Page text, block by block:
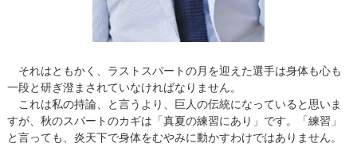
それはともかく、ラストスパートの月を迎えた選手は身体も心も
一段と研ぎ澄まされていなければなりません。
これは私の持論、と言うより、巨人の伝統になっていると思いま
すが、秋のスパートのカギは「真夏の練習にあり」です。「練習」
と言っても、炎天下で身体をむやみに動かすわけではありません。